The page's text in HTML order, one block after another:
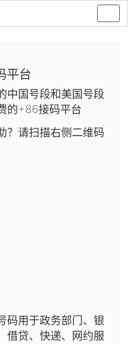
平台
中国号段和美国号段
的+86接码平台
？请扫描右侧二维码
码用于政务部门、银
借贷、快递、网约服